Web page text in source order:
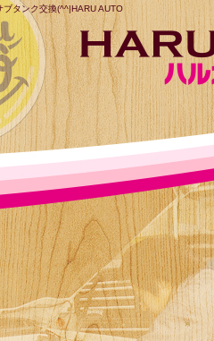
ンク交換(^^|HARU AUTO